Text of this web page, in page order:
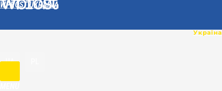
WPROST UKRAINA
UA